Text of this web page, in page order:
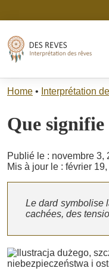
Home • Interprétation
Que
Publié le : novembre 3,
Mis à jour le : février
Le dard symbolise
cachées, des